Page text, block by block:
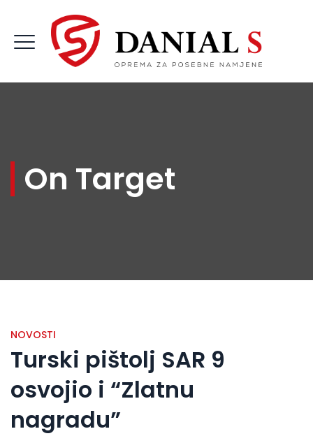
On Target
NOVOSTI
Turski pištolj SAR 9
osvojio i “Zlatnu
nagradu”